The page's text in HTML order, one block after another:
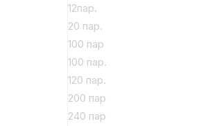
12пар.
20 пар.
100 пар
100 пар.
120 пар.
200 пар
240 пар